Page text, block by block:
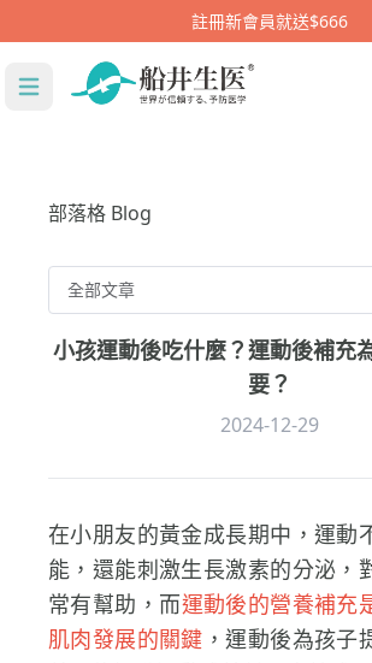
小孩運動後吃什麼？運動後補充
在小朋友的黃金成長期中，運動
能，還能刺激生長激素的分泌，
常有幫助，而運動後的營養補充